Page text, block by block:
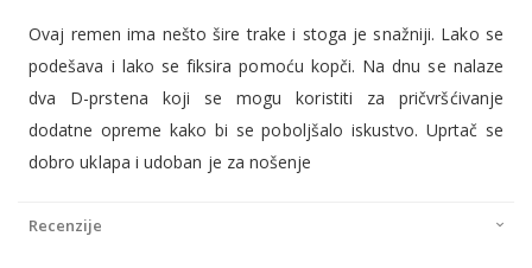
Ovaj remen ima nešto šire trake i stoga je snažniji. Lako se
podešava i lako se fiksira pomoću kopči. Na dnu se nalaze
dva D-prstena koji se mogu koristiti za pričvršćivanje
dodatne opreme kako bi se poboljšalo iskustvo. Uprtač se
dobro uklapa i udoban je za nošenje
Recenzije